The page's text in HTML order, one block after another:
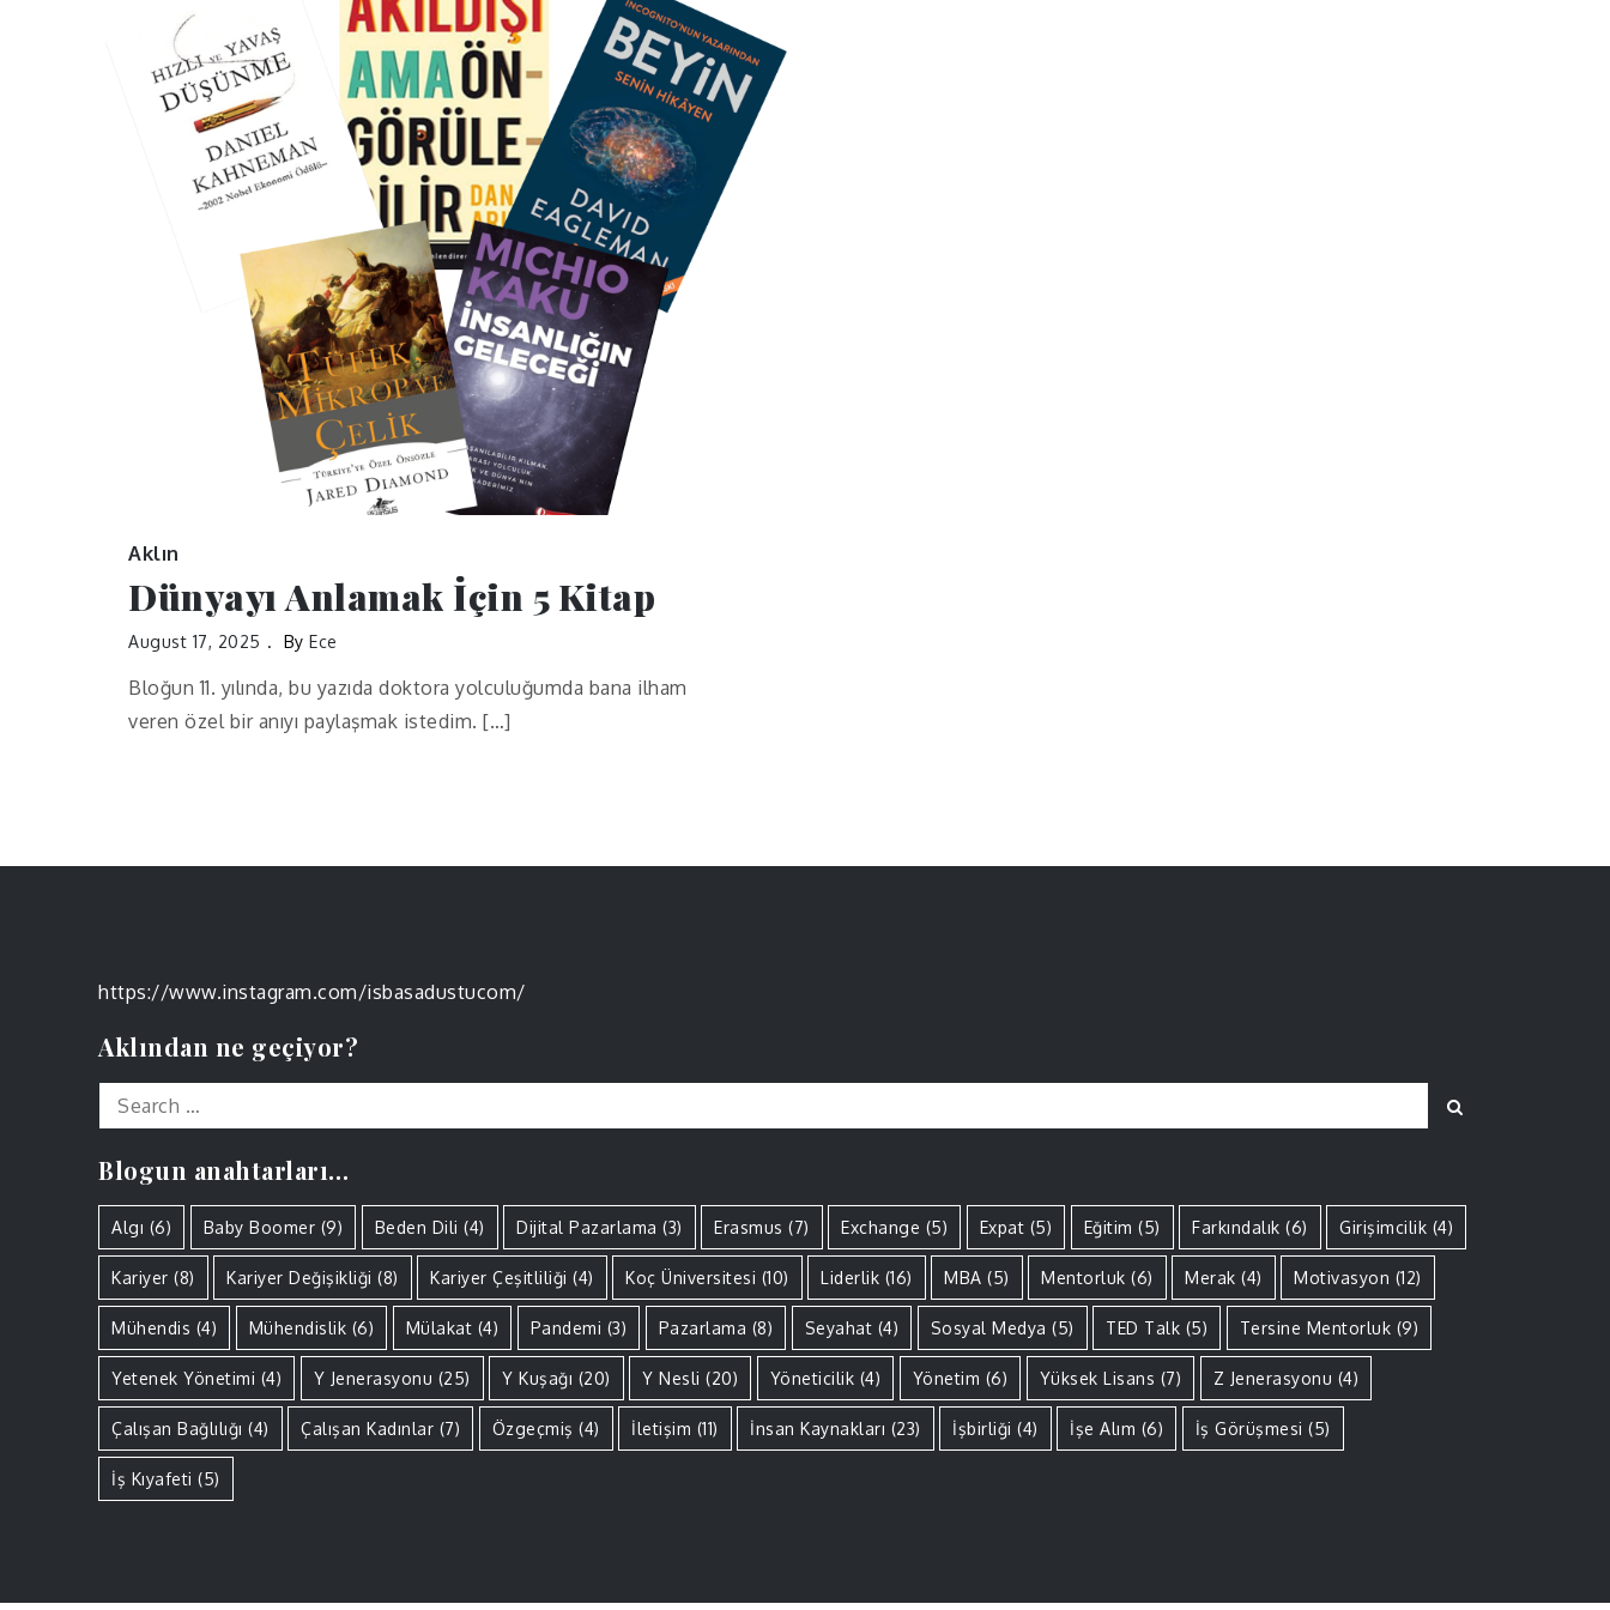
Aklın
Dünyayı Anlamak İçin 5 Kitap
August 17, 2025 By Ece
Bloğun 11. yılında, bu yazıda doktora yolculuğumda bana ilham
veren özel bir anıyı paylaşmak istedim. […]
https://www.instagram.com/isbasadustucom/
Aklından ne geçiyor?
Search
for:
Blogun anahtarları…
Algı (6) Baby Boomer (9) Beden Dili (4) Dijital Pazarlama (3) Erasmus (7) Exchange (5) Expat (5) Eğitim (5) Farkındalık (6) Girişimcilik (4)
Kariyer (8) Kariyer Değişikliği (8) Kariyer Çeşitliliği (4) Koç Üniversitesi (10) Liderlik (16) MBA (5) Mentorluk (6) Merak (4) Motivasyon (12)
Mühendis (4) Mühendislik (6) Mülakat (4) Pandemi (3) Pazarlama (8) Seyahat (4) Sosyal Medya (5) TED Talk (5) Tersine Mentorluk (9)
Yetenek Yönetimi (4) Y Jenerasyonu (25) Y Kuşağı (20) Y Nesli (20) Yöneticilik (4) Yönetim (6) Yüksek Lisans (7) Z Jenerasyonu (4)
Çalışan Bağlılığı (4) Çalışan Kadınlar (7) Özgeçmiş (4) İletişim (11) İnsan Kaynakları (23) İşbirliği (4) İşe Alım (6) İş Görüşmesi (5)
İş Kıyafeti (5)